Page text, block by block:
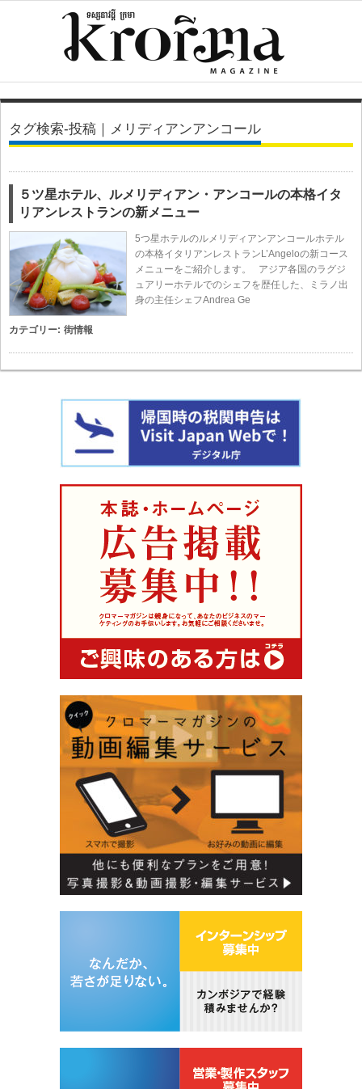
タグ検索-投稿｜メリディアンアンコール
５ツ星ホテル、ルメリディアン・アンコールの本格イタ
リアンレストランの新メニュー
5つ星ホテルのルメリディアンアンコールホテル
の本格イタリアンレストランL’Angeloの新コース
メニューをご紹介します。 アジア各国のラグジ
ュアリーホテルでのシェフを歴任した、ミラノ出
身の主任シェフAndrea Ge
カテゴリー: 街情報